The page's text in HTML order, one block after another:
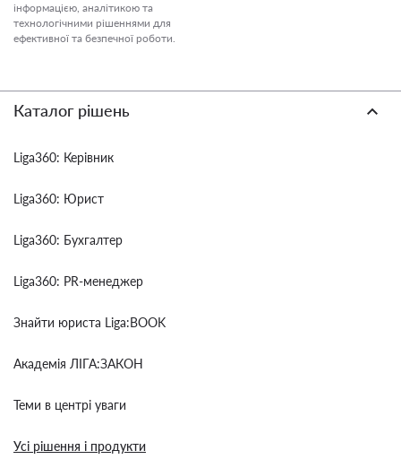
інформацією, аналітикою та
технологічними рішеннями для
ефективної та безпечної роботи.
Каталог рішень
Liga360: Керівник
Liga360: Юрист
Liga360: Бухгалтер
Liga360: PR-менеджер
Знайти юриста Liga:BOOK
Академія ЛІГА:ЗАКОН
Теми в центрі уваги
Усі рішення і продукти